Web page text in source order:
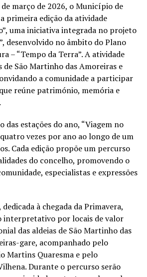
março de 2026, o Município de
primeira edição da atividade
uma iniciativa integrada no projeto
desenvolvido no âmbito do Plano
– “Tempo da Terra”. A atividade
de São Martinho das Amoreiras e
a comunidade a participar
reúne património, memória e
estações do ano, “Viagem no
vezes por ano ao longo de um
Cada edição propõe um percurso
do concelho, promovendo o
especialistas e expressões
à chegada da Primavera,
interpretativo por locais de valor
das aldeias de São Martinho das
gare, acompanhado pelo
Martins Quaresma e pelo
Durante o percurso serão